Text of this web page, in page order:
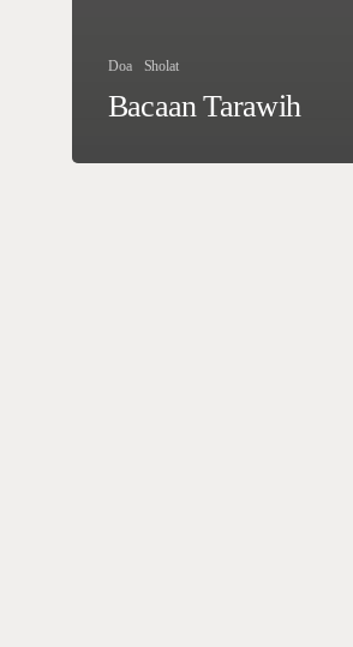
Doa Sholat
Bacaan Tarawih